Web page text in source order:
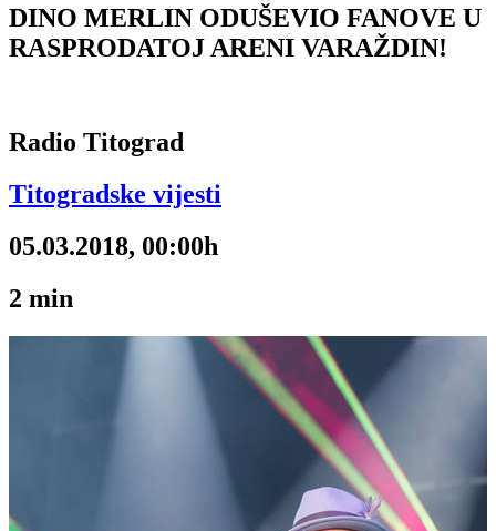
DINO MERLIN ODUŠEVIO FANOVE U
RASPRODATOJ ARENI VARAŽDIN!
Radio Titograd
Titogradske vijesti
05.03.2018, 00:00h
2 min